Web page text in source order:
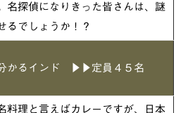
名探偵になりきった皆さんは、謎
るでしょうか！？
かるインド ▶▶定員４５名
料理と言えばカレーですが、日本